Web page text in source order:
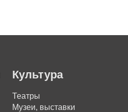
Культура
Театры
Музеи, выставки